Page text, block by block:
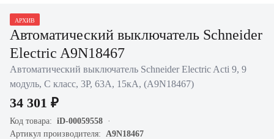
АРХИВ
Автоматический выключатель Schneider
Electric A9N18467
Автоматический выключатель Schneider Electric Acti 9, 9
модуль, C класс, 3P, 63А, 15кА, (A9N18467)
34 301 ₽
Код товара: iD-00059558
Артикул производителя: A9N18467